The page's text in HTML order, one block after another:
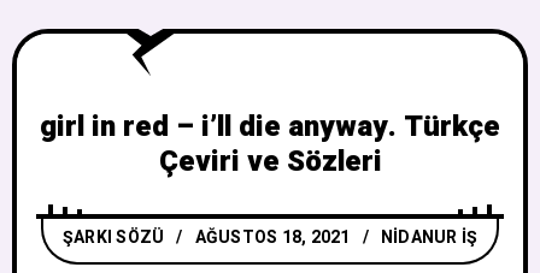
girl in red – i’ll die anyway. Türkçe
Çeviri ve Sözleri
ŞARKI SÖZÜ AĞUSTOS 18, 2021 NIDANUR İŞ